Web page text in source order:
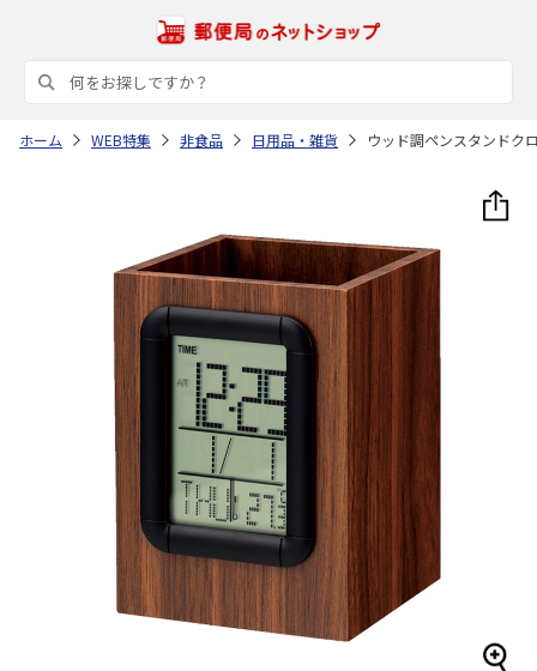
ホーム WEB特集 非食品 日用品・雑貨 ウッド調ペンスタンド